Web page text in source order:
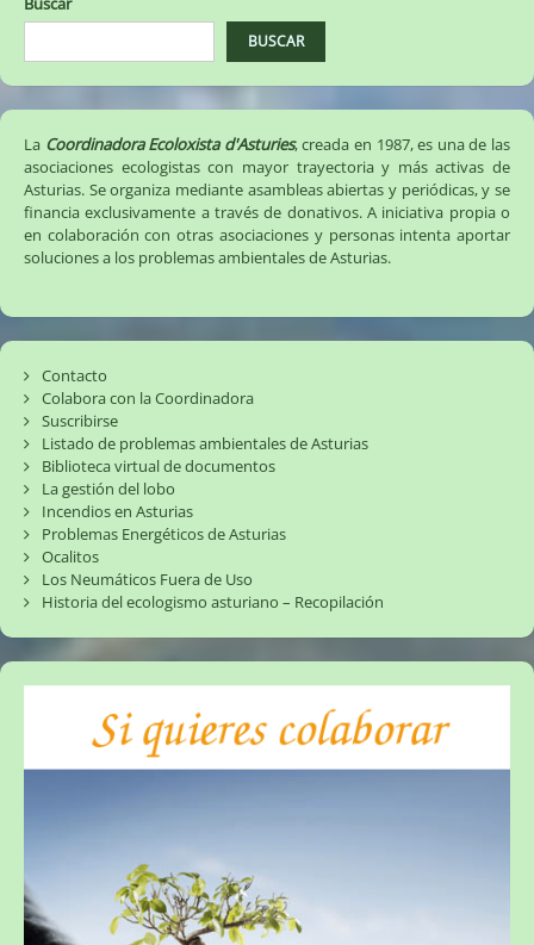
BUSCAR
La Coordinadora Ecoloxista d'Asturies, creada en 1987, es una de las
asociaciones ecologistas con mayor trayectoria y más activas de
Asturias. Se organiza mediante asambleas abiertas y periódicas, y se
financia exclusivamente a través de donativos. A iniciativa propia o
en colaboración con otras asociaciones y personas intenta aportar
soluciones a los problemas ambientales de Asturias.
Contacto
Colabora con la Coordinadora
Suscribirse
Listado de problemas ambientales de Asturias
Biblioteca virtual de documentos
La gestión del lobo
Incendios en Asturias
Problemas Energéticos de Asturias
Ocalitos
Los Neumáticos Fuera de Uso
Historia del ecologismo asturiano – Recopilación